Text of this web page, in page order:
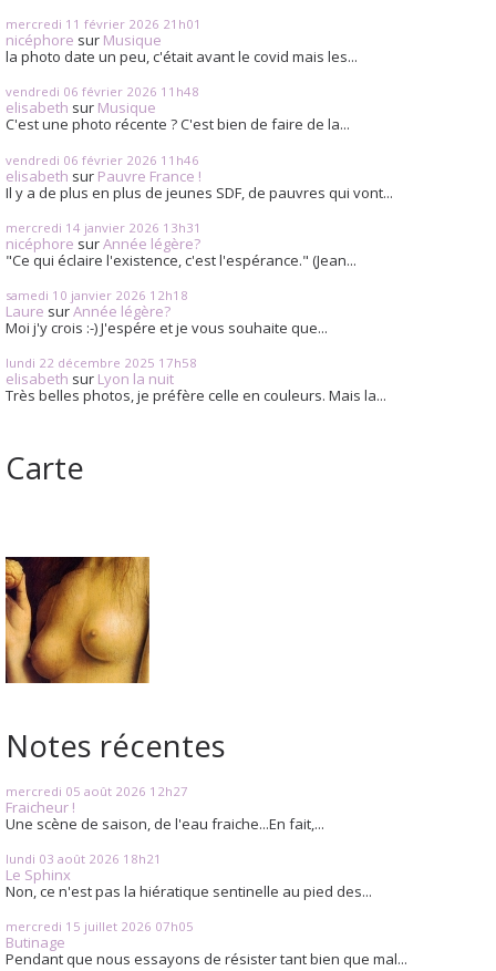
mercredi 11 février 2026 21h01
nicéphore sur Musique
la photo date un peu, c'était avant le covid mais les...
vendredi 06 février 2026 11h48
elisabeth sur Musique
C'est une photo récente ? C'est bien de faire de la...
vendredi 06 février 2026 11h46
elisabeth sur Pauvre France !
Il y a de plus en plus de jeunes SDF, de pauvres qui vont...
mercredi 14 janvier 2026 13h31
nicéphore surAnnée légère?
"Ce qui éclaire l'existence, c'est l'espérance." (Jean...
samedi 10 janvier 2026 12h18
Laure surAnnée légère?
Moi j'y crois :-) J'espére et je vous souhaite que...
lundi 22 décembre 2025 17h58
elisabeth sur Lyon la nuit
Très belles photos, je préfère celle en couleurs. Mais la...
Carte
Notes récentes
mercredi 05 août 2026 12h27
Fraicheur !
Une scène de saison, de l'eau fraiche...En fait,...
lundi 03 août 2026 18h21
Le Sphinx
Non, ce n'est pas la hiératique sentinelle au pied des...
mercredi 15 juillet 2026 07h05
Butinage
Pendant que nous essayons de résister tant bien que mal...